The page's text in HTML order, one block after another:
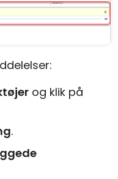
og klik på
.